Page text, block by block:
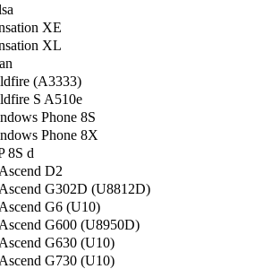
XE
XL
(A3333)
S A510e
Phone 8S
Phone 8X
8S d
D2
G302D (U8812D)
G6 (U10)
G600 (U8950D)
G630 (U10)
G730 (U10)